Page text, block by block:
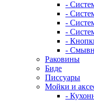
-
-
-
-
-
-
Раковины
Биде
Писсуары
Мойки и
-